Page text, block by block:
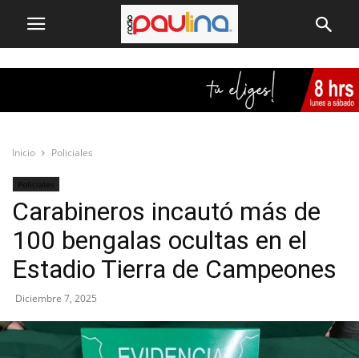
Inicio Policiales
Policiales
Carabineros incautó más de
100 bengalas ocultas en el
Estadio Tierra de Campeones
Diciembre 7, 2025